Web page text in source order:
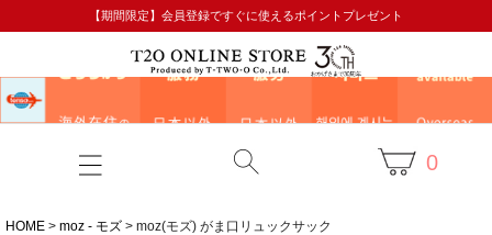
【期間限定】会員登録ですぐに使えるポイントプレゼント
0
HOME moz - モズ moz(モズ) がま口リュックサック